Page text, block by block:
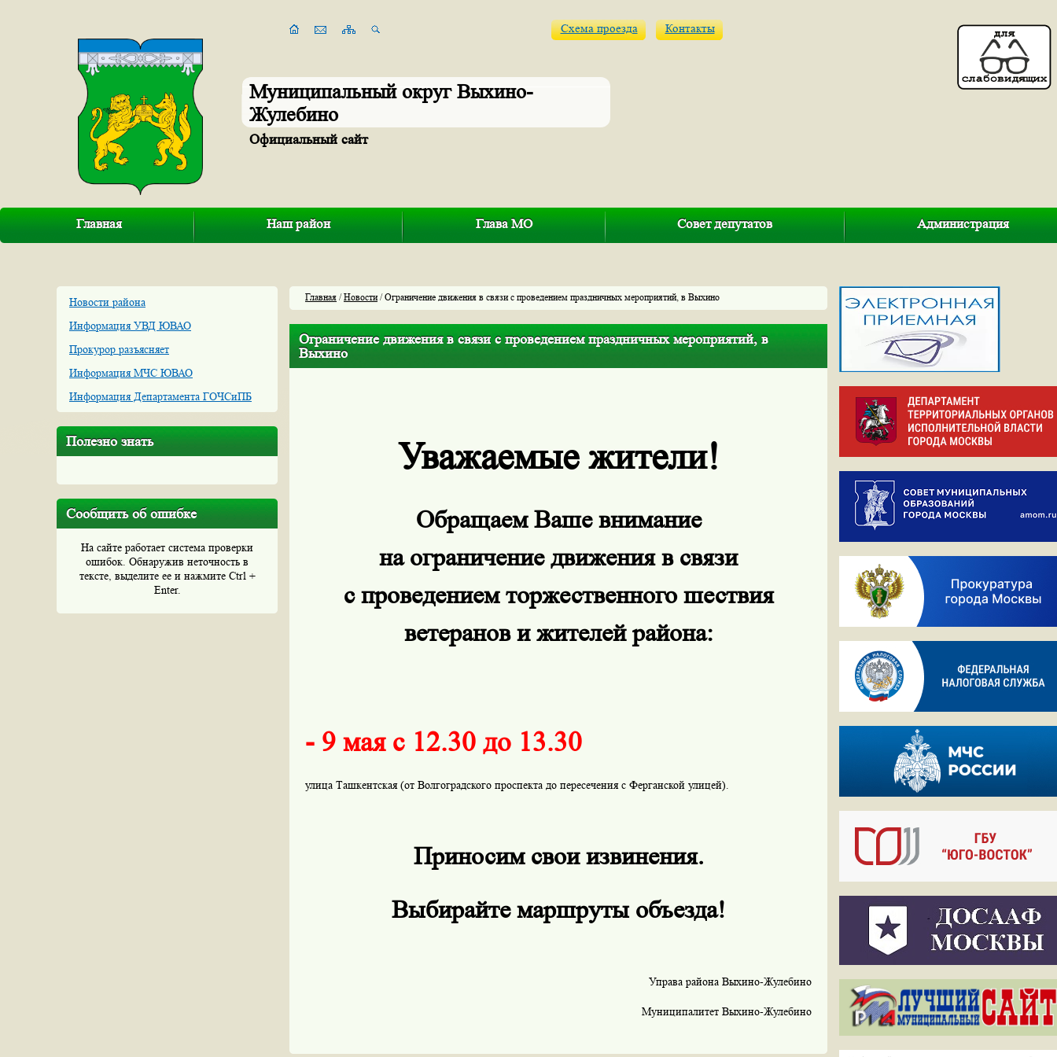
Муниципальный округ Выхино-
Жулебино
Официальный сайт
Схема проезда Контакты
Главная Наш район Глава МО Совет депутатов Администрация
Новости района
Информация УВД ЮВАО
Прокурор разъясняет
Информация МЧС ЮВАО
Информация Департамента ГОЧСиПБ
Полезно знать
Сообщить об ошибке
На сайте работает система проверки
ошибок. Обнаружив неточность в
тексте, выделите ее и нажмите Ctrl +
Enter.
Главная /Новости/ Ограничение движения в связи с проведением праздничных мероприятий, в Выхино
Ограничение движения в связи с проведением праздничных мероприятий, в
Выхино
Уважаемые жители!
Обращаем Ваше внимание
на ограничение движения в связи
с проведением торжественного шествия
ветеранов и жителей района:
- 9 мая с 12.30 до 13.30
улица Ташкентская (от Волгоградского проспекта до пересечения с Ферганской улицей).
Приносим свои извинения.
Выбирайте маршруты объезда!
Управа района Выхино-Жулебино
Муниципалитет Выхино-Жулебино